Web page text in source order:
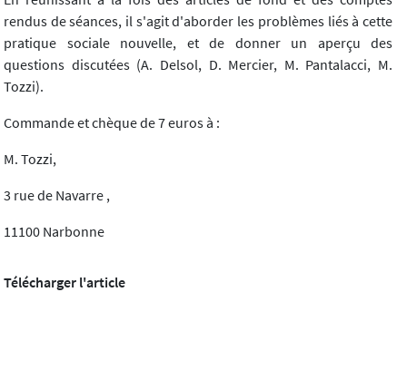
rendus de séances, il s'agit d'aborder les problèmes liés à cette
pratique sociale nouvelle, et de donner un aperçu des
questions discutées (A. Delsol, D. Mercier, M. Pantalacci, M.
Tozzi).
Commande et chèque de 7 euros à :
M. Tozzi,
3 rue de Navarre ,
11100 Narbonne
Télécharger l'article